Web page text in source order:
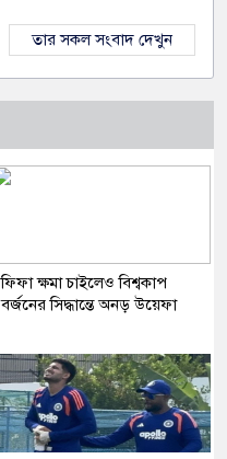
তার সকল সংবাদ দেখুন
ফিফা ক্ষমা চাইলেও বিশ্বকাপ
বর্জনের সিদ্ধান্তে অনড় উয়েফা